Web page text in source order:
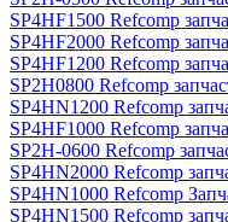
SP4HF1500 Refcomp
SP4HF2000 Refcomp
SP4HF1200 Refcomp
SP2H0800 Refcomp
SP4HN1200 Refcomp
SP4HF1000 Refcomp
SP2H-0600 Refcomp
SP4HN2000 Refcomp
SP4HN1000 Refcomp
SP4HN1500 Refcomp